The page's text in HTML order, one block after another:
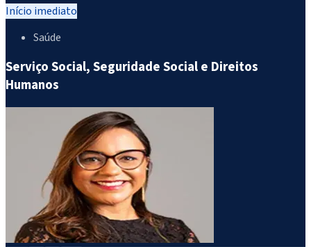
Início imediato
Saúde
Serviço Social, Seguridade Social e Direitos
Humanos